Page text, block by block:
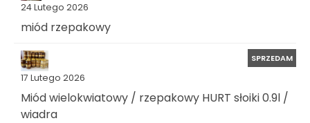
24 Lutego 2026
miód rzepakowy
17 Lutego 2026
SPRZEDAM
Miód wielokwiatowy / rzepakowy HURT słoiki 0.9l /
wiadra